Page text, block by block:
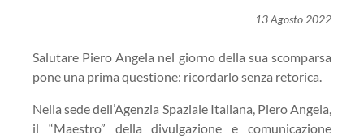
13 Agosto 2022
Salutare Piero Angela nel giorno della sua scomparsa
pone una prima questione: ricordarlo senza retorica.
Nella sede dell’Agenzia Spaziale Italiana, Piero Angela,
il “Maestro” della divulgazione e comunicazione